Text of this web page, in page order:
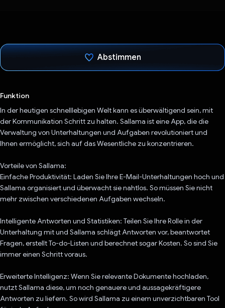
Abstimmen
Funktion
In der heutigen schnelllebigen Welt kann es überwältigend sein, mit
der Kommunikation Schritt zu halten. Sallama ist eine App, die die
Verwaltung von Unterhaltungen und Aufgaben revolutioniert und
Ihnen ermöglicht, sich auf das Wesentliche zu konzentrieren.
Vorteile von Sallama:
Einfache Produktivität: Laden Sie Ihre E-Mail-Unterhaltungen hoch und
Sallama organisiert und überwacht sie nahtlos. So müssen Sie nicht
mehr zwischen verschiedenen Aufgaben wechseln.
Intelligente Antworten und Statistiken: Teilen Sie Ihre Rolle in der
Unterhaltung mit und Sallama schlägt Antworten vor, beantwortet
Fragen, erstellt To-do-Listen und berechnet sogar Kosten. So sind Sie
immer einen Schritt voraus.
Erweiterte Intelligenz: Wenn Sie relevante Dokumente hochladen,
nutzt Sallama diese, um noch genauere und aussagekräftigere
Antworten zu liefern. So wird Sallama zu einem unverzichtbaren Tool